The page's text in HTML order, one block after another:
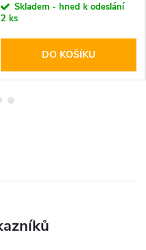
Skladem - hned k odeslání
2 ks
DO KOŠÍKU